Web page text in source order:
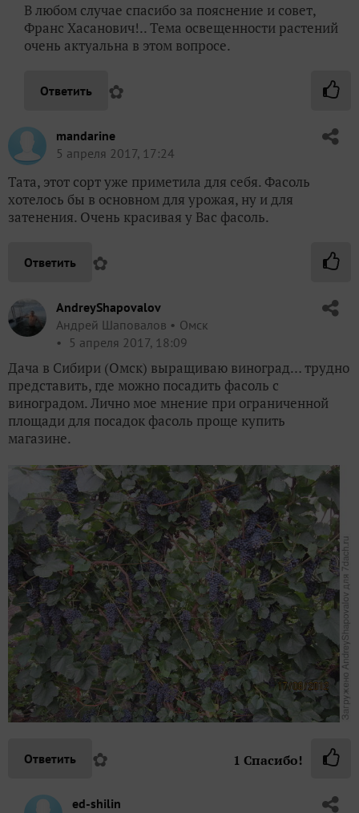
В любом случае спасибо за пояснение и совет,
Франс Хасанович!.. Тема освещенности растений
очень актуальна в этом вопросе.
Ответить ✿
mandarine
5 апреля 2017, 17:24
Тата, этот сорт уже приметила для себя. Фасоль
хотелось бы в основном для урожая, ну и для
затенения. Очень красивая у Вас фасоль.
Ответить ✿
AndreyShapovalov
Андрей Шаповалов
Омск
5 апреля 2017, 18:09
Дача в Сибири (Омск) выращиваю виноград… трудно
представить, где можно посадить фасоль с
виноградом. Лично мое мнение при ограниченной
площади для посадок фасоль проще купить
магазине.
Ответить ✿ 1 Спасибо!
ed-shilin